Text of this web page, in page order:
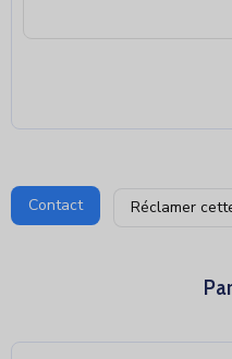
Contact Réclamer